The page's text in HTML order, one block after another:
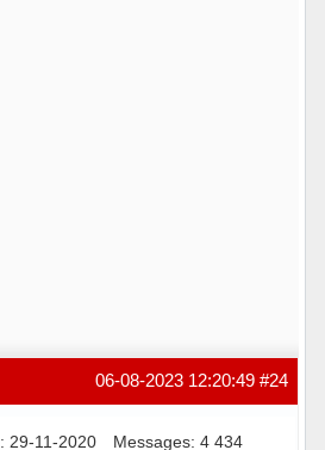
#24
06-08-2023 12:20:49
29-11-2020 Messages: 4 434